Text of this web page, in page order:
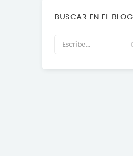
BUSCAR EN EL BLOG